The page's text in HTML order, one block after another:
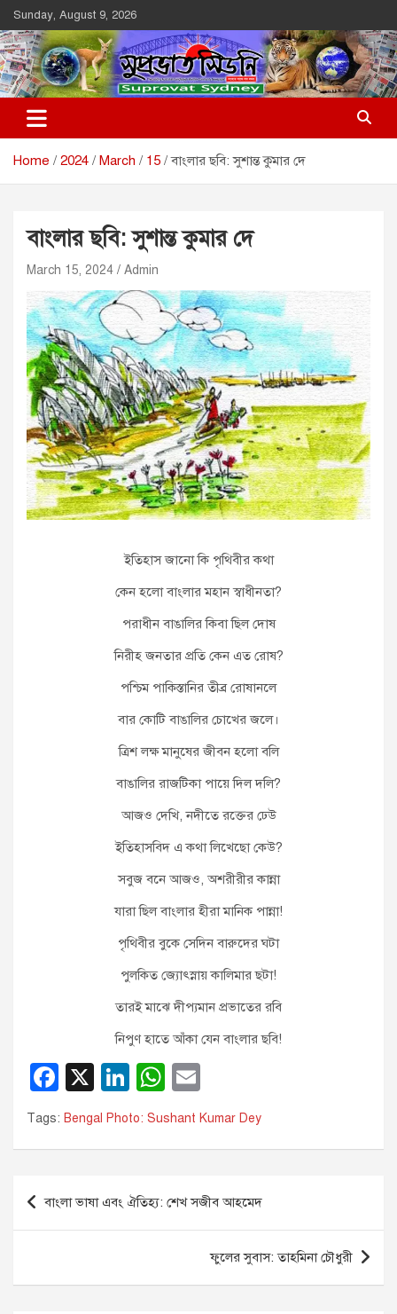
Skip
to
content
Sunday, August 9, 2026
Suprovat Sydney
The Leading Bangladesh Community Newspaper In Australia
Home 2024 March 15 বাংলার ছবি: সুশান্ত কুমার দে
বাংলার ছবি: সুশান্ত কুমার দে
March 15, 2024 Admin
ইতিহাস জানো কি পৃথিবীর কথা
কেন হলো বাংলার মহান স্বাধীনতা?
পরাধীন বাঙালির কিবা ছিল দোষ
নিরীহ জনতার প্রতি কেন এত রোষ?
পশ্চিম পাকিস্তানির তীব্র রোষানলে
বার কোটি বাঙালির চোখের জলে।
ত্রিশ লক্ষ মানুষের জীবন হলো বলি
বাঙালির রাজটিকা পায়ে দিল দলি?
আজও দেখি, নদীতে রক্তের ঢেউ
ইতিহাসবিদ এ কথা লিখেছো কেউ?
সবুজ বনে আজও, অশরীরীর কান্না
যারা ছিল বাংলার হীরা মানিক পান্না!
পৃথিবীর বুকে সেদিন বারুদের ঘটা
পুলকিত জ্যোৎস্নায় কালিমার ছটা!
তারই মাঝে দীপ্যমান প্রভাতের রবি
নিপুণ হাতে আঁকা যেন বাংলার ছবি!
F
a
c
b
o
k
X
Li
n
k
dI
n
W
h
at
A
p
m
ail
Tags: Bengal Photo: Sushant Kumar Dey
Post
navigation
বাংলা ভাষা এবং ঐতিহ্য: শেখ সজীব আহমেদ
ফুলের সুবাস: তাহমিনা চৌধুরী